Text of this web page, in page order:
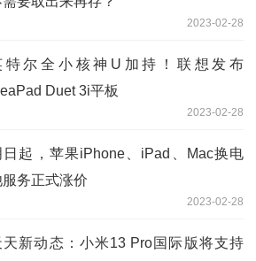
2023-02-28
特尔全小核神U加持！联想发布
Duet 3i平板
2023-02-28
日起，苹果iPhone、iPad、Mac换电
服务正式涨价
2023-02-28
天新动态：小米13 Pro国际版将支持